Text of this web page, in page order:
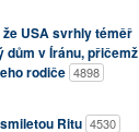
USA svrhly téměř
dům v Íránu, přičemž
rodiče 4898
Ritu 4530